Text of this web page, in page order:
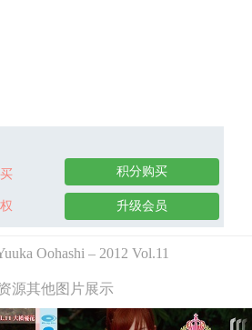
积分购买
升级会员
Oohashi – 2012 Vol.11
源其他图片展示